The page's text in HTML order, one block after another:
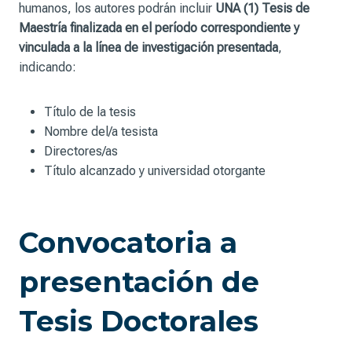
humanos, los autores podrán incluir UNA (1) Tesis de
Maestría finalizada en el período correspondiente y
vinculada a la línea de investigación presentada,
indicando:
Título de la tesis
Nombre del/a tesista
Directores/as
Título alcanzado y universidad otorgante
Convocatoria a
presentación de
Tesis Doctorales